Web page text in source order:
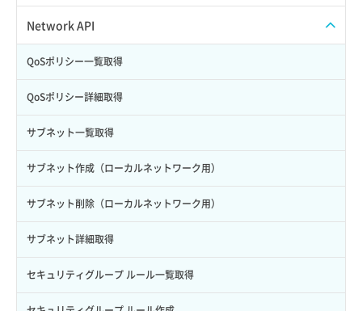
スナップショット削除
スナップショット復元
スナップショット詳細一覧取得
スナップショット詳細取得（アイテム指定）
バックアップリストア
バックアップ一覧取得
バックアップ詳細一覧取得
バックアップ詳細取得
ボリュームイメージ保存
ISOイメージ作成
イメージ一覧取得
イメージ保存使用量取得
イメージ保存容量取得
イメージ保存容量変更
イメージ削除
イメージ詳細取得
ISOイメージ挿入/排出
SSHキーペア一覧取得
SSHキーペア作成
SSHキーペア削除
SSHキーペア詳細取得
アタッチ済みポート一覧取得
アタッチ済みポート詳細取得
アタッチ済みボリューム一覧
アタッチ済みボリューム詳細取得
Network API
QoSポリシー一覧取得
QoSポリシー詳細取得
サブネット一覧取得
サブネット作成（ローカルネットワーク用）
サブネット削除（ローカルネットワーク用）
サブネット詳細取得
セキュリティグループ ルール一覧取得